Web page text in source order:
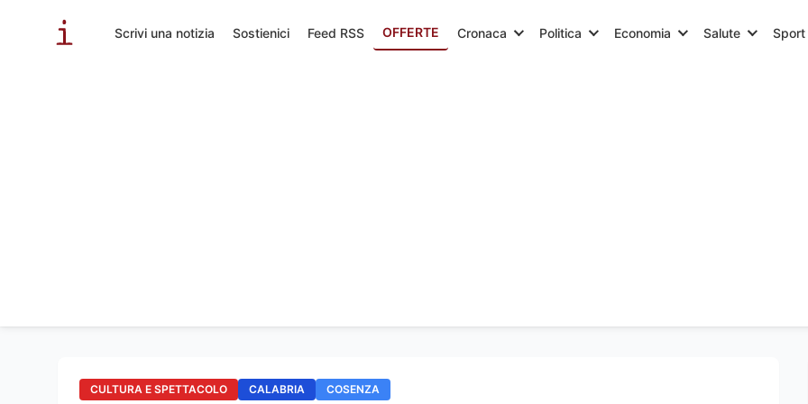
Scrivi una notizia Sostienici Feed RSS OFFERTE Cronaca Politica Economia Salute Sport
CULTURA E SPETTACOLO CALABRIA COSENZA